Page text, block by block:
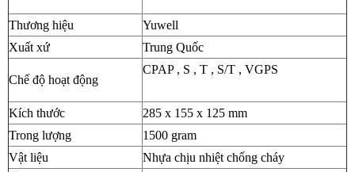
Thương hiệu
Yuwell
Xuất xứ
Trung Quốc
Chế độ hoạt động
CPAP , S , T , S/T , VGPS
Kích thước
285 x 155 x 125 mm
Trong lượng
1500 gram
Vật liệu
Nhựa chịu nhiệt chống cháy